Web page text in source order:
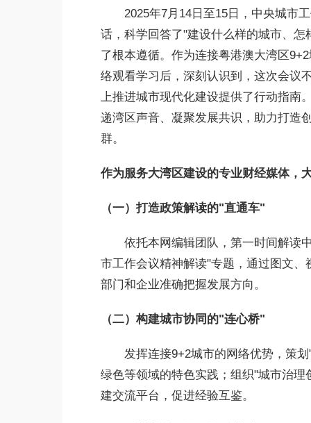
2025年7月14日至15日，中央城市
话，科学回答了"建设什么样的城市、
了根本遵循。作为连接粤港澳大湾区
络观看学习后，深刻认识到，这次会议
上推进城市现代化建设提供了行动指南
递湾区声音、凝聚发展共识，助力打造
群。
作为服务大湾区建设的专业财经媒体，
（一）打造政策解读的"直通车"
依托本网编辑团队，第一时间解读
市工作会议精神解读"专题，通过图文
部门和企业准确把握发展方向。
（二）构建城市协同的"连心桥"
发挥连接9+2城市的网络优势，策
绿色等领域的特色实践；组织"城市治
建交流平台，促进经验互鉴。